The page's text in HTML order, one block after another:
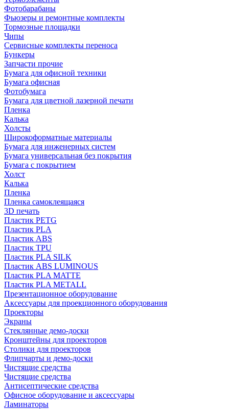
Фотобарабаны
Фьюзеры и ремонтные комплекты
Тормозные площадки
Чипы
Сервисные комплекты переноса
Бункеры
Запчасти прочие
Бумага для офисной техники
Бумага офисная
Фотобумага
Бумага для цветной лазерной печати
Пленка
Калька
Холсты
Широкоформатные материалы
Бумага для инженерных систем
Бумага универсальная без покрытия
Бумага с покрытием
Холст
Калька
Пленка
Пленка самоклеящаяся
3D печать
Пластик PETG
Пластик PLA
Пластик ABS
Пластик TPU
Пластик PLA SILK
Пластик ABS LUMINOUS
Пластик PLA MATTE
Пластик PLA METALL
Презентационное оборудование
Аксессуары для проекционного оборудования
Проекторы
Экраны
Стеклянные демо-доски
Кронштейны для проекторов
Столики для проекторов
Флипчарты и демо-доски
Чистящие средства
Чистящие средства
Антисептические средства
Офисное оборудование и аксессуары
Ламинаторы